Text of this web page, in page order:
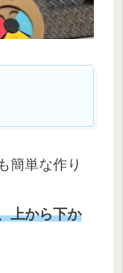
簡単な作り
上から下か